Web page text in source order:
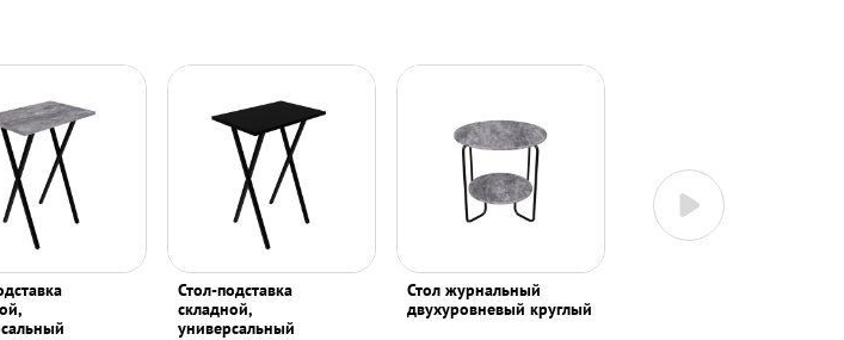
Стол-подставка
складной,
универсальный
Стол журнальный
двухуровневый круглый